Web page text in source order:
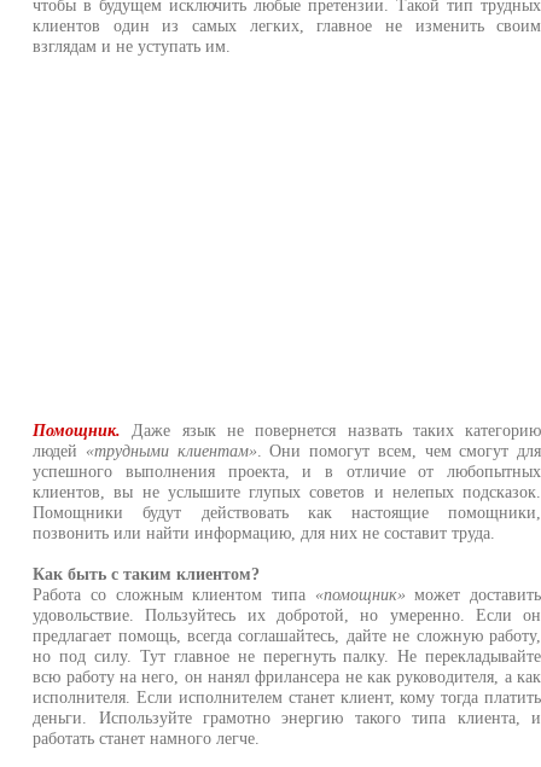
чтобы в будущем исключить любые претензии. Такой тип трудных
клиентов один из самых легких, главное не изменить своим
взглядам и не уступать им.
Помощник. Даже язык не повернется назвать таких категорию
людей «трудными клиентам» . Они помогут всем, чем смогут для
успешного выполнения проекта, и в отличие от любопытных
клиентов, вы не услышите глупых советов и нелепых подсказок.
Помощники будут действовать как настоящие помощники,
позвонить или найти информацию, для них не составит труда.
Как быть с таким клиентом?
Работа со сложным клиентом типа «помощник» может доставить
удовольствие. Пользуйтесь их добротой, но умеренно. Если он
предлагает помощь, всегда соглашайтесь, дайте не сложную работу,
но под силу. Тут главное не перегнуть палку. Не перекладывайте
всю работу на него, он нанял фрилансера не как руководителя, а как
исполнителя. Если исполнителем станет клиент, кому тогда платить
деньги. Используйте грамотно энергию такого типа клиента, и
работать станет намного легче.